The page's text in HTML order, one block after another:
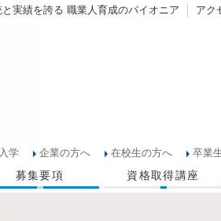
実績を誇る 職業人育成のパイオニア アク
学 企業の方へ 在校生の方へ 卒業
募集要項 資格取得講座